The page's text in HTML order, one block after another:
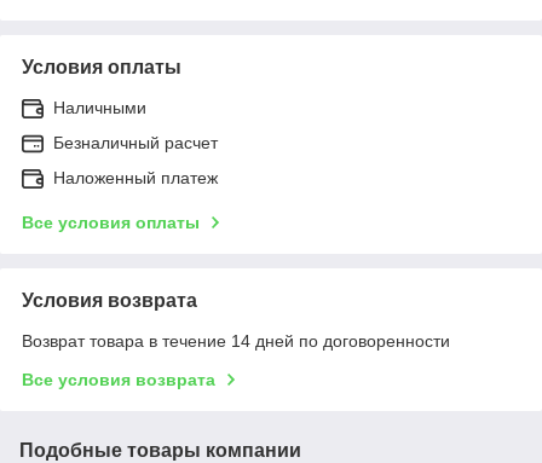
Условия оплаты
Наличными
Безналичный расчет
Наложенный платеж
Все условия оплаты
Условия возврата
Возврат товара в течение 14 дней по договоренности
Все условия возврата
Подобные товары компании